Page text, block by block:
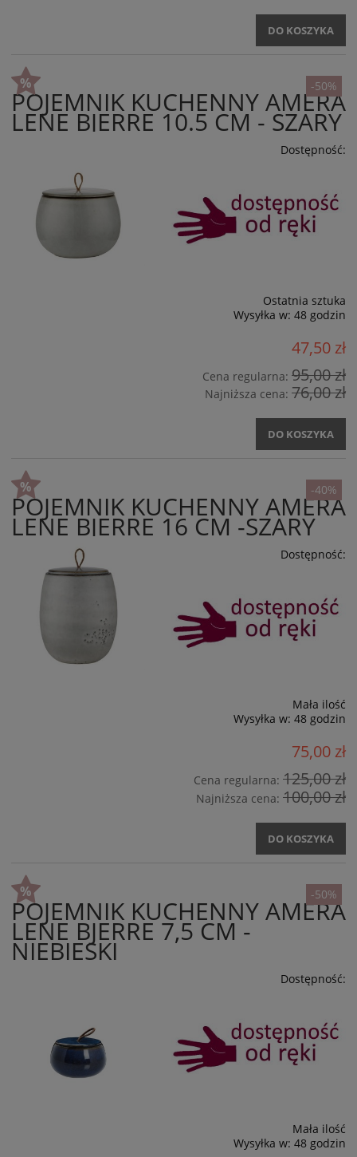
DO KOSZYKA
POJEMNIK KUCHENNY AMERA
LENE BJERRE 10.5 CM - SZARY
Dostępność:
Ostatnia sztuka
Wysyłka w: 48 godzin
47,50 zł
Cena regularna: 95,00 zł
Najniższa cena: 76,00 zł
DO KOSZYKA
-50%
POJEMNIK KUCHENNY AMERA
LENE BJERRE 16 CM -SZARY
Dostępność:
Mała ilość
Wysyłka w: 48 godzin
75,00 zł
Cena regularna: 125,00 zł
Najniższa cena: 100,00 zł
DO KOSZYKA
-40%
POJEMNIK KUCHENNY AMERA
LENE BJERRE 7,5 CM -
NIEBIESKI
Dostępność:
Mała ilość
Wysyłka w: 48 godzin
-50%